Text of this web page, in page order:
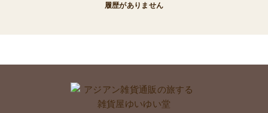
履歴がありません